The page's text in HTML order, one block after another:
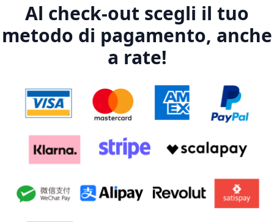
Al check-out scegli il tuo
metodo di pagamento, anche
a rate!